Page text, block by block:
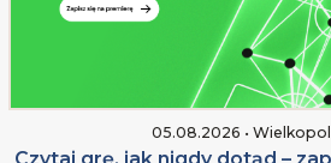
05.08.2026 •